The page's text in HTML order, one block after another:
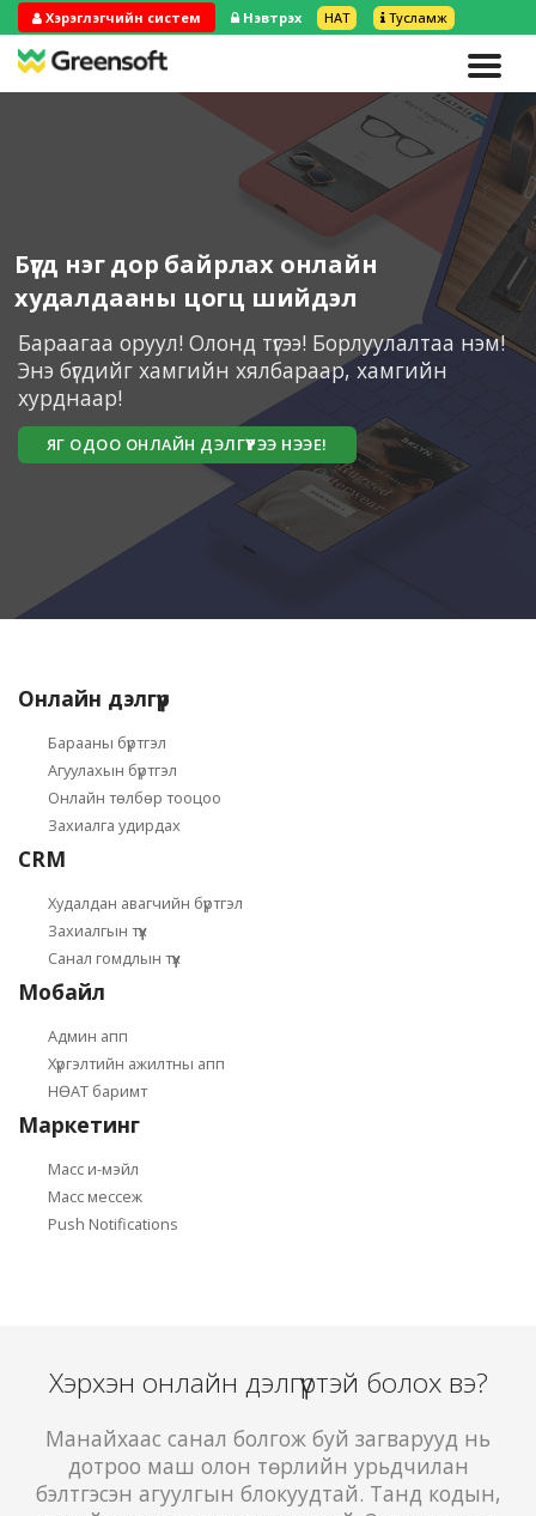
Хэрэглэгчийн систем Нэвтрэх НӨАТ Тусламж
Бүгд нэг дор байрлах онлайн
худалдааны цогц шийдэл
Бараагаа оруул! Олонд түгээ! Борлуулалтаа нэм!
Энэ бүгдийг хамгийн хялбараар, хамгийн
хурднаар!
ЯГ ОДОО ОНЛАЙН ДЭЛГҮҮРЭЭ НЭЭЕ!
Онлайн дэлгүүр
Барааны бүртгэл
Агуулахын бүртгэл
Онлайн төлбөр тооцоо
Захиалга удирдах
CRM
Худалдан авагчийн бүртгэл
Захиалгын түүх
Санал гомдлын түүх
Мобайл
Админ апп
Хүргэлтийн ажилтны апп
НӨАТ баримт
Маркетинг
Macc и-мэйл
Масс месcеж
Push Notifications
Хэрхэн онлайн дэлгүүртэй болох вэ?
Манайхаас санал болгож буй загварууд нь
дотроо маш олон төрлийн урьдчилан
бэлтгэсэн агуулгын блокуудтай. Танд кодын,